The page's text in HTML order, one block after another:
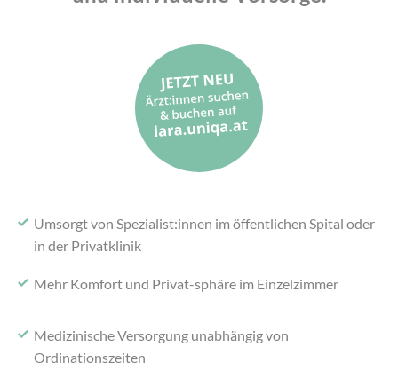
Umsorgt von Spezialist:innen im öffentlichen Spital oder
in der Privatklinik
Mehr Komfort und Privat-sphäre im Einzelzimmer
Medizinische Versorgung unabhängig von
Ordinationszeiten